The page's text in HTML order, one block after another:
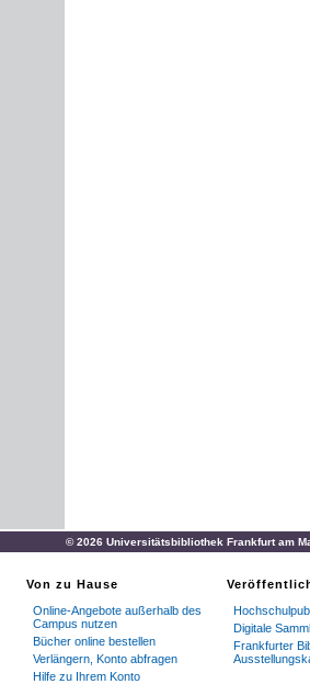
© 2026 Universitätsbibliothek Frankfurt am
Von zu Hause
Online-Angebote außerhalb des
Campus nutzen
Bücher online bestellen
Verlängern, Konto abfragen
Hilfe zu Ihrem Konto
Digitale
Frankfurter